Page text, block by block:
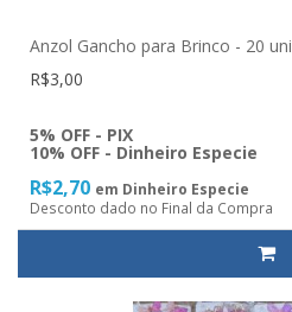
Anzol Gancho para Brinco - 20
R$3,00
5% OFF - PIX
10% OFF - Dinheiro Especie
R$2,70 em Dinheiro Especie
Desconto dado no Final da Compra